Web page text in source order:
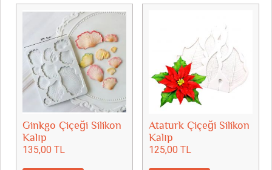
Ginkgo Çiçeği Silikon
Kalıp
135,00 TL
Atatürk Çiçeği Silikon
Kalıp
125,00 TL